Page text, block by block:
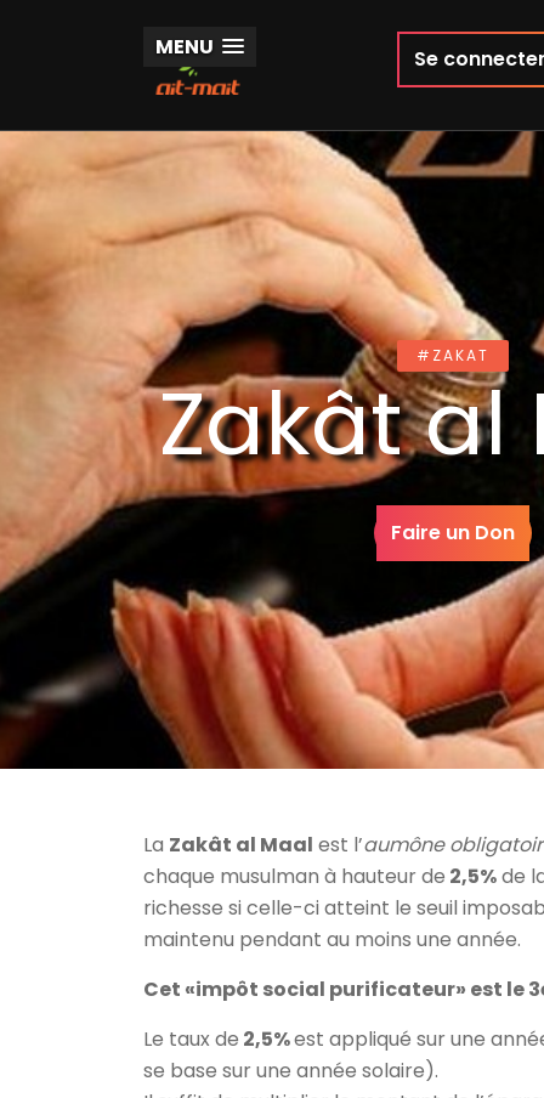
Se
MENU
#ZAKAT
Zakât al
Faire un Don
La Zakât al Maal est l’aumône
chaque musulman à hauteur de 2,5%de
richesse si celle-ci atteint le seuil
maintenu pendant au moins une année.
Cet «impôt social purificateur» est le
Le taux de 2,5%est appliqué sur une
se base sur une année solaire).